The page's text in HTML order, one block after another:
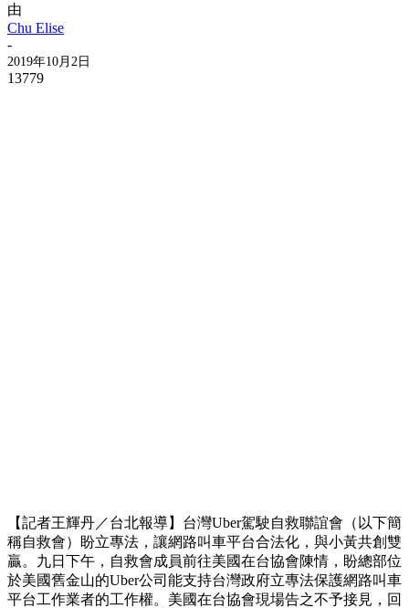
由
Chu Elise
-
2019年10月2日
13779
【記者王輝丹／台北報導】台灣Uber駕駛自救聯誼會（以下簡
稱自救會）盼立專法，讓網路叫車平台合法化，與小黃共創雙
贏。九日下午，自救會成員前往美國在台協會陳情，盼總部位
於美國舊金山的Uber公司能支持台灣政府立專法保護網路叫車
平台工作業者的工作權。美國在台協會現場告之不予接見，回